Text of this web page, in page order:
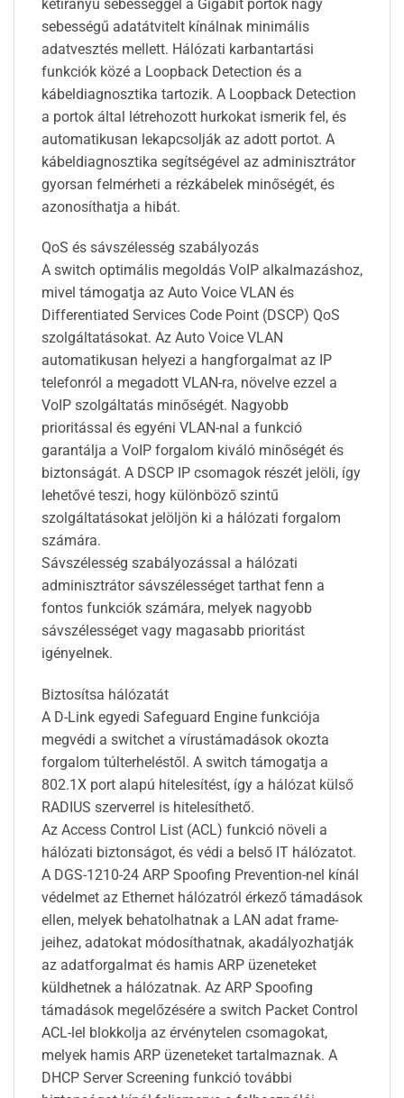
kétirányú sebességgel a Gigabit portok nagy
sebességű adatátvitelt kínálnak minimális
adatvesztés mellett. Hálózati karbantartási
funkciók közé a Loopback Detection és a
kábeldiagnosztika tartozik. A Loopback Detection
a portok által létrehozott hurkokat ismerik fel, és
automatikusan lekapcsolják az adott portot. A
kábeldiagnosztika segítségével az adminisztrátor
gyorsan felmérheti a rézkábelek minőségét, és
azonosíthatja a hibát.
QoS és sávszélesség szabályozás
A switch optimális megoldás VoIP alkalmazáshoz,
mivel támogatja az Auto Voice VLAN és
Differentiated Services Code Point (DSCP) QoS
szolgáltatásokat. Az Auto Voice VLAN
automatikusan helyezi a hangforgalmat az IP
telefonról a megadott VLAN-ra, növelve ezzel a
VoIP szolgáltatás minőségét. Nagyobb
prioritással és egyéni VLAN-nal a funkció
garantálja a VoIP forgalom kiváló minőségét és
biztonságát. A DSCP IP csomagok részét jelöli, így
lehetővé teszi, hogy különböző szintű
szolgáltatásokat jelöljön ki a hálózati forgalom
számára.
Sávszélesség szabályozással a hálózati
adminisztrátor sávszélességet tarthat fenn a
fontos funkciók számára, melyek nagyobb
sávszélességet vagy magasabb prioritást
igényelnek.
Biztosítsa hálózatát
A D-Link egyedi Safeguard Engine funkciója
megvédi a switchet a vírustámadások okozta
forgalom túlterheléstől. A switch támogatja a
802.1X port alapú hitelesítést, így a hálózat külső
RADIUS szerverrel is hitelesíthető.
Az Access Control List (ACL) funkció növeli a
hálózati biztonságot, és védi a belső IT hálózatot.
A DGS-1210-24 ARP Spoofing Prevention-nel kínál
védelmet az Ethernet hálózatról érkező támadások
ellen, melyek behatolhatnak a LAN adat frame-
jeihez, adatokat módosíthatnak, akadályozhatják
az adatforgalmat és hamis ARP üzeneteket
küldhetnek a hálózatnak. Az ARP Spoofing
támadások megelőzésére a switch Packet Control
ACL-lel blokkolja az érvénytelen csomagokat,
melyek hamis ARP üzeneteket tartalmaznak. A
DHCP Server Screening funkció további